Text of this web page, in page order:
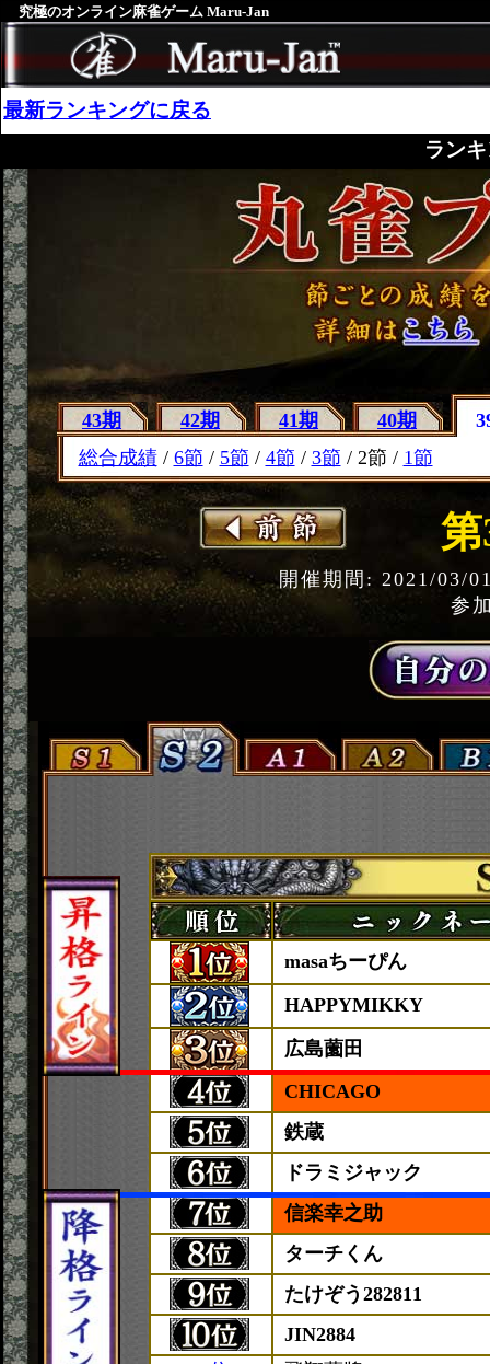
究極のオンライン麻雀ゲーム Maru-Jan
最新ランキングに戻る
ラン
43期 42期 41期 40期
総合成績/ 6節 / 5節 / 4節 / 3節 / 2節 / 1節
第
開催期間: 2021/03/
参
masaちーぴん
HAPPYMIKKY
広島薗田
CHICAGO
鉄蔵
ドラミジャック
信楽幸之助
ターチくん
たけぞう282811
JIN2884